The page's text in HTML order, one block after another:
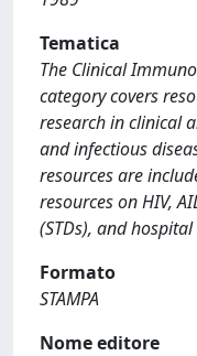
Tematica
The Clinical
category covers
research in clinical
and infectious
resources are
resources on HIV,
(STDs), and
Formato
STAMPA
Nome editore